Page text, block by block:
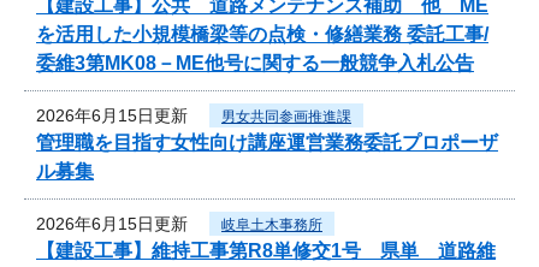
【建設工事】公共 道路メンテナンス補助 他 ME
を活用した小規模橋梁等の点検・修繕業務 委託工事/
委維3第MK08－ME他号に関する一般競争入札公告
2026年6月15日更新 男女共同参画推進課
管理職を目指す女性向け講座運営業務委託プロポーザ
ル募集
2026年6月15日更新 岐阜土木事務所
【建設工事】維持工事第R8単修交1号 県単 道路維